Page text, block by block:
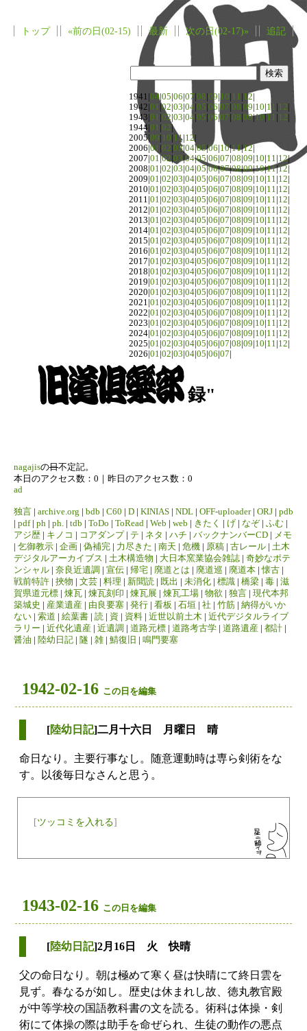
トップ «前の日(02-15) 最新 次の日(02-17)» 追記
1941| 04 05 06 07 08 09 10 11 12
1942| 01 02 03 04 05 06 |07 08 09 10 11 12
1943| 01 02 03 04 05 06 |07 08 09|10 11 12
1944| 01 02 |
2005|09 10 11 12
2006| 01 02 03|04|05|06 10|11|12
2007| 01|02 03|04|05 06 07 08 09 10 11 12|
2008| 01 02 03 04 05|06|07|08|09|10|11|12
2009| 01 02 03 04 05 06 07 08 09 10 11 12
2010| 01 02 03 04 05 06 07 08 09 10 11 12
2011| 01 02 03 04 05 06 07 08 09 10 11 12
2012| 01 02 03 04 05 06 07 08 09 10 11 12
2013| 01 02 03 04 05 06 07 08 09 10 11 12
2014| 01 02 03 04 05 06 07 08 09 10 11 12
2015| 01 02 03 04 05 06 07 08 09 10 11 12
2016| 01 02 03 04 05 06 07 08 09 10 11 12
2017| 01 02 03 04 05 06 07 08 09 10 11 12
2018| 01 02 03 04 05 06 07 08 09 10 11 12
2019| 01 02 03 04 05 06 07 08 09 10 11 12
2020| 01 02 03 04 05 06 07 08 09 10 11 12
2021| 01 02 03 04 05 06 07 08 09 10 11 12
2022| 01 02 03 04 05 06 07 08 09 10 11 12
2023| 01 02 03 04 05 06 07 08 09 10 11 12
2024| 01 02 03 04 05 06 07 08 09 10 11 12
2025| 01 02 03 04 05 06 07 08 09 10 11 12
2026| 01 02 03 04 05 06 07
録"
nagajisの日不定記。
本日のアクセス数：0｜昨日のアクセス数：0
ad
独言 | archive.org | bdb | C60 | D | KINIAS | NDL | OFF-uploader| ORJ | pdb
| pdf| ph | ph. | tdb | ToDo | ToRead | Web | web | きたく | げ | なぞ| ふむ |
アジ歴 | キノコ | コアダンプ| テ | ネタ | ハチ | バックナンバーCD | メモ
| 乞御教示 | 企画 | 偽補完 | 力尽きた | 南天 | 危機 | 原稿 | 古レール | 土木
デジタルアーカイブス | 土木構造物 | 大日本窯業協会雑誌 | 奇妙なポテ
ンシャル | 奈良近遺調 | 宣伝 | 帰宅 | 廃道とは | 廃道巡 | 廃道本 |懐古 |
戦前特許 | 挾物 | 文芸 | 料理 | 新聞読 | 既出 | 未消化 | 標識 | 橋梁 | 毒 | 滋
賀県道元標 | 煉瓦 | 煉瓦刻印 | 煉瓦展 | 煉瓦工場 | 物欲 | 独言 | 現代本邦
築城史 | 産業遺産 | 由良要塞 | 発行 | 看板 | 石垣 | 社 | 竹筋 | 納得がいか
ない | 索道 | 絵葉書 | 読 | 資 | 資料 | 近世以前土木 | 近代デジタルライブ
ラリー | 近代化遺産 | 近遺調 | 道路元標 | 道路考古学 | 道路遺産 | 都計 |
醤油 | 陸幼日記 | 隧 | 雑 | 鯖復旧 | 鳴門要塞
1942-02-16 この日を編集
[陸幼日記]二月十六日 月曜日 晴
命日なり。主要行事なし。随意運動時は専ら剣術をな
す。以後毎日なさんと思う。
[ツッコミを入れる]
1943-02-16 この日を編集
[陸幼日記]2月16日 火 快晴
父の命日なり。朝は極めて寒く昼は快晴にて終日雲を
見ず。春なるが如し。歴史は休まれし故、徳丸教官殿
が中等学校の国語教科書の文を読る。術科は体操・剣
術にて体操の際は助手を命ぜられ、生徒の動作の悪点